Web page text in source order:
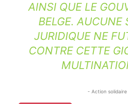
AINSI QUE LE
BELGE. AUCUNE
JURIDIQUE NE
CONTRE CETTE
- Action solidaire